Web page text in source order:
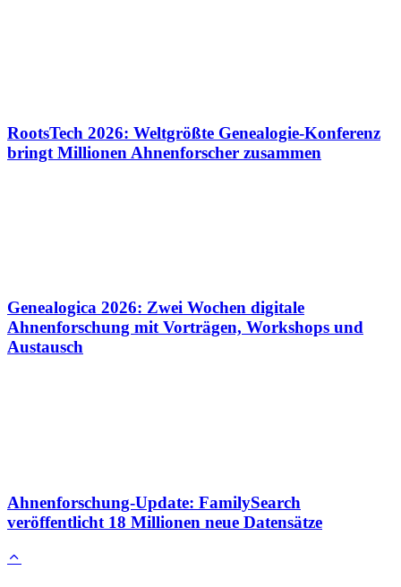
RootsTech 2026: Weltgrößte Genealogie-Konferenz
bringt Millionen Ahnenforscher zusammen
Genealogica 2026: Zwei Wochen digitale
Ahnenforschung mit Vorträgen, Workshops und
Austausch
Ahnenforschung-Update: FamilySearch
veröffentlicht 18 Millionen neue Datensätze